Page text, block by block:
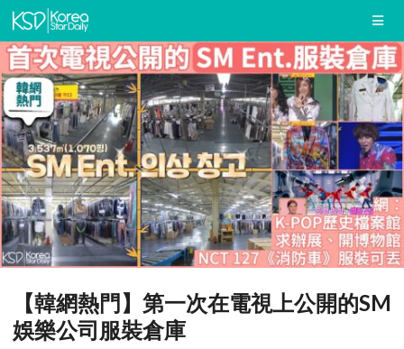
【韓網熱門】第一次在電視上公開的SM
娛樂公司服裝倉庫